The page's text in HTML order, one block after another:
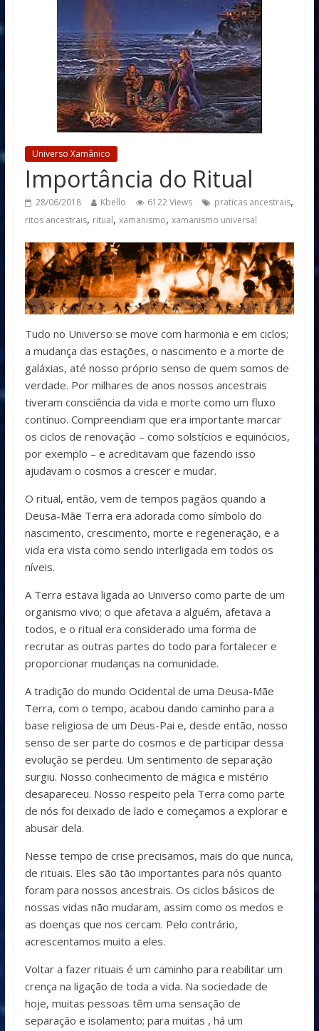
Universo Xamânico
Importância do Ritual
28/06/2018 Kbello 6122 Views praticas ancestrais,
ritos ancestrais, ritual, xamanismo, xamanismo universal
Tudo no Universo se move com harmonia e em ciclos;
a mudança das estações, o nascimento e a morte de
galáxias, até nosso próprio senso de quem somos de
verdade. Por milhares de anos nossos ancestrais
tiveram consciência da vida e morte como um fluxo
contínuo. Compreendiam que era importante marcar
os ciclos de renovação – como solstícios e equinócios,
por exemplo – e acreditavam que fazendo isso
ajudavam o cosmos a crescer e mudar.
O ritual, então, vem de tempos pagãos quando a
Deusa-Mãe Terra era adorada como símbolo do
nascimento, crescimento, morte e regeneração, e a
vida era vista como sendo interligada em todos os
níveis.
A Terra estava ligada ao Universo como parte de um
organismo vivo; o que afetava a alguém, afetava a
todos, e o ritual era considerado uma forma de
recrutar as outras partes do todo para fortalecer e
proporcionar mudanças na comunidade.
A tradição do mundo Ocidental de uma Deusa-Mãe
Terra, com o tempo, acabou dando caminho para a
base religiosa de um Deus-Pai e, desde então, nosso
senso de ser parte do cosmos e de participar dessa
evolução se perdeu. Um sentimento de separação
surgiu. Nosso conhecimento de mágica e mistério
desapareceu. Nosso respeito pela Terra como parte
de nós foi deixado de lado e começamos a explorar e
abusar dela.
Nesse tempo de crise precisamos, mais do que nunca,
de rituais. Eles são tão importantes para nós quanto
foram para nossos ancestrais. Os ciclos básicos de
nossas vidas não mudaram, assim como os medos e
as doenças que nos cercam. Pelo contrário,
acrescentamos muito a eles.
Voltar a fazer rituais é um caminho para reabilitar um
crença na ligação de toda a vida. Na sociedade de
hoje, muitas pessoas têm uma sensação de
separação e isolamento; para muitas , há um